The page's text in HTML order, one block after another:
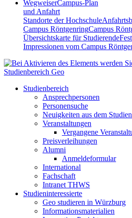
WegweiserCampus-Plan
und Anfahrt
Standorte der Hochschule
Campus RöntgenringCampus
Übersichtskarte für Studierende
Impressionen vom Campus
Studienbereich Geo
Studienbereich
Ansprechpersonen
Personensuche
Neuigkeiten aus dem
Veranstaltungen
Vergangene
Preisverleihungen
Alumni
Anmeldeformular
International
Fachschaft
Intranet THWS
Studieninteressierte
Geo studieren in Würzburg
Informationsmaterialien